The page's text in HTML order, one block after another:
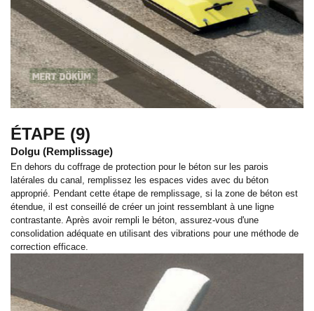
ÉTAPE (9)
Dolgu (Remplissage)
En dehors du coffrage de protection pour le béton sur les parois
latérales du canal, remplissez les espaces vides avec du béton
approprié. Pendant cette étape de remplissage, si la zone de béton est
étendue, il est conseillé de créer un joint ressemblant à une ligne
contrastante. Après avoir rempli le béton, assurez-vous d'une
consolidation adéquate en utilisant des vibrations pour une méthode de
correction efficace.